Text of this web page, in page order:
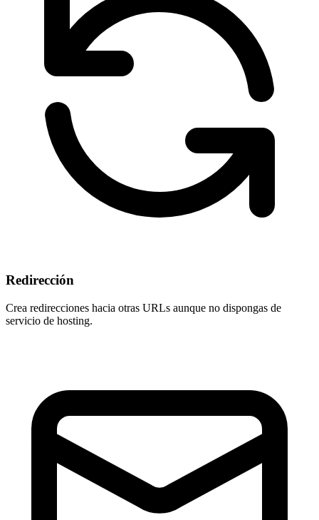
Redirección
Crea redirecciones hacia otras URLs aunque no dispongas de
servicio de hosting.